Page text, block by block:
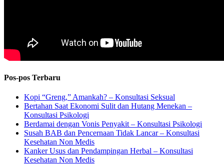
Pos-pos Terbaru
Kopi “Greng,” Amankah? – Konsultasi Seksual
Bertahan Saat Ekonomi Sulit dan Hutang Menekan –
Konsultasi Psikologi
Berdamai dengan Vonis Penyakit – Konsultasi Psikologi
Susah BAB dan Pencernaan Tidak Lancar – Konsultasi
Kesehatan Non Medis
Kanker Usus dan Pendampingan Herbal – Konsultasi
Kesehatan Non Medis